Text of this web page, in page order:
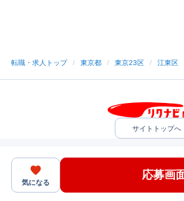
転職・求人トップ / 東京都 / 東京23区 / 江東区
気になる
応募画
サイトトップへ
中途採用をご検討の企業様
ヘルプ・お問い合
（C）Indeed